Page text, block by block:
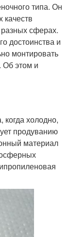
типа. Он
качеств
сферах.
достоинства и
монтировать
Об этом и
когда холодно,
продуванию
материал